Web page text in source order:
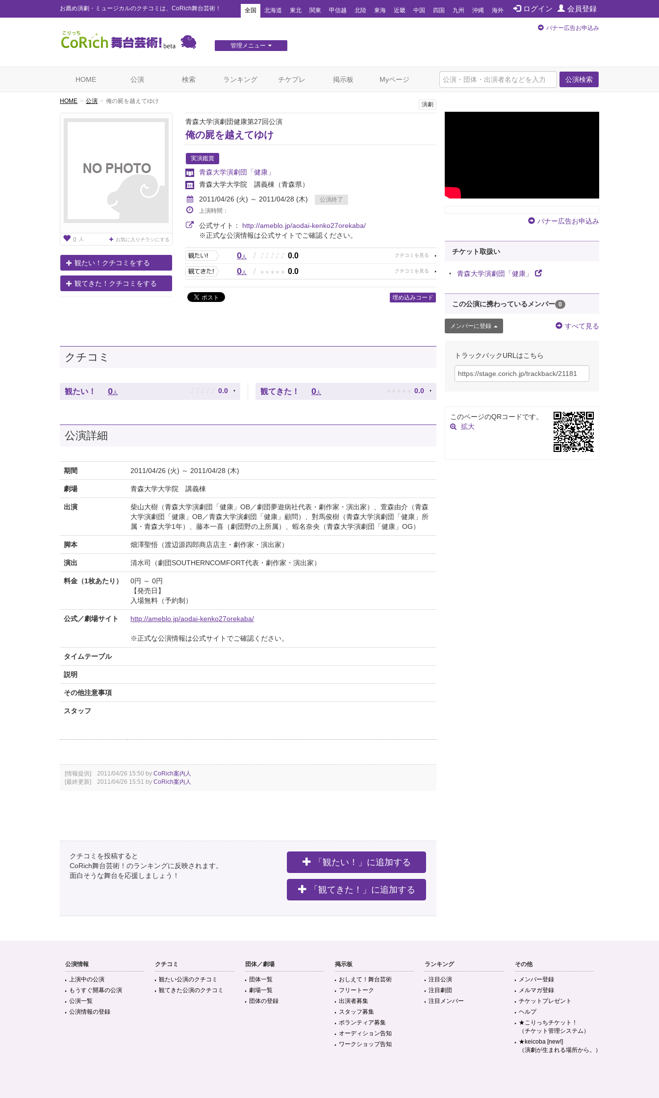
お薦め演劇・ミュージカルのクチコミは、CoRich舞台芸術！ ログイン 会員登録
全国 北海道 東北 関東 甲信越 北陸 東海 近畿 中国 四国 九州 沖縄 海外
管理メニュー
バナー広告お申込み
公演検索
HOME 公演 検索 ランキング チケプレ 掲示板 Myページ
HOME 公演 俺の屍を越えてゆけ
0 人 お気に入りチラシにする
観たい！クチコミをする
観てきた！クチコミをする
演劇
青森大学演劇団健康第27回公演
俺の屍を越えてゆけ
実演鑑賞
青森大学演劇団「健康」
青森大学大学院 講義棟 （青森県）
2011/04/26 (火) ～ 2011/04/28 (木)
公演終了
上演時間：
公式サイト： http://ameblo.jp/aodai-kenko27orekaba/
※正式な公演情報は公式サイトでご確認ください。
0人 / ♪ ♪ ♪ ♪ ♪ 0.0
0人 / ★ ★ ★ ★ ★ 0.0
埋め込みコード
クチコミ
観たい！ 0 人 ♪ ♪ ♪ ♪ ♪ 0.0 観てきた！ 0 人 ★ ★ ★ ★ ★ 0.0
公演詳細
期間 2011/04/26 (火) ～ 2011/04/28 (木)
劇場 青森大学大学院 講義棟
出演
柴山大樹（青森大学演劇団「健康」OB／劇団夢遊病社代表・劇作家・演出家）、萱森由介（青森
大学演劇団「健康」OB／青森大学演劇団「健康」顧問）、對馬俊樹（青森大学演劇団「健康」所
属・青森大学1年）、藤本一喜（劇団野の上所属）、蝦名奈央（青森大学演劇団「健康」OG）
脚本 畑澤聖悟（渡辺源四郎商店店主・劇作家・演出家）
演出 清水司（劇団SOUTHERNCOMFORT代表・劇作家・演出家）
料金（1枚あたり）
0円 ～ 0円
【発売日】
入場無料（予約制）
公式／劇場サイト http://ameblo.jp/aodai-kenko27orekaba/
※正式な公演情報は公式サイトでご確認ください。
タイムテーブル
説明
その他注意事項
スタッフ
[情報提供] 2011/04/26 15:50 by CoRich案内人
[最終更新] 2011/04/26 15:51 by CoRich案内人
クチコミを投稿すると
CoRich舞台芸術！のランキングに反映されます。
面白そうな舞台を応援しましょう！
「観たい！」に追加する
「観てきた！」に追加する
バナー広告お申込み
チケット取扱い
青森大学演劇団「健康」
この公演に携わっているメンバー 0
メンバーに登録 すべて見る
トラックバックURLはこちら
このページのQRコードです。
拡大
公演情報
上演中の公演
もうすぐ開幕の公演
公演一覧
公演情報の登録
クチコミ
観たい公演のクチコミ
観てきた公演のクチコミ
団体／劇場
団体一覧
劇場一覧
団体の登録
掲示板
おしえて！舞台芸術
フリートーク
出演者募集
スタッフ募集
ボランティア募集
オーディション告知
ワークショップ告知
ランキング
注目公演
注目劇団
注目メンバー
その他
メンバー登録
メルマガ登録
チケットプレゼント
ヘルプ
★こりっちチケット！
（チケット管理システム）
★keicoba [new!]
（演劇が生まれる場所から。）